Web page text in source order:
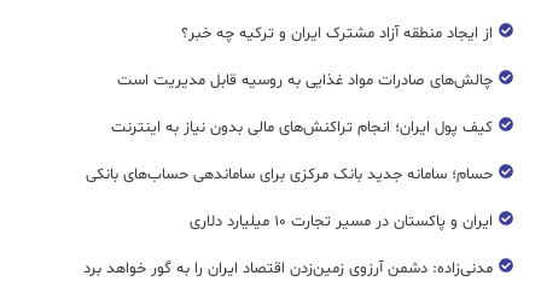
از ایجاد منطقه آزاد مشترک ایران و ترکیه چه خبر؟
چالش‌های صادرات مواد غذایی به روسیه قابل مدیریت است
کیف پول ایران؛ انجام تراکنش‌های مالی بدون نیاز به اینترنت
حسام؛ سامانه جدید بانک مرکزی برای ساماندهی حساب‌های بانکی
ایران و پاکستان در مسیر تجارت ۱۰ میلیارد دلاری
مدنی‌زاده: دشمن آرزوی زمین‌زدن اقتصاد ایران را به گور خواهد برد